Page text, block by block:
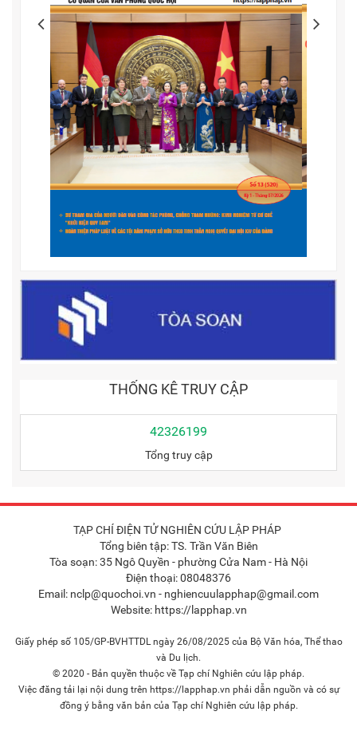
THỐNG KÊ TRUY CẬP
42326199
Tổng truy cập
TẠP CHÍ ĐIỆN TỬ NGHIÊN CỨU LẬP PHÁP
Tổng biên tập: TS. Trần Văn Biên
Tòa soạn: 35 Ngô Quyền - phường Cửa Nam - Hà Nội
Điện thoại: 08048376
Email: nclp@quochoi.vn - nghiencuulapphap@gmail.com
Website: https://lapphap.vn
Giấy phép số 105/GP-BVHTTDL ngày 26/08/2025 của Bộ Văn hóa, Thể thao
và Du lịch.
© 2020 - Bản quyền thuộc về Tạp chí Nghiên cứu lập pháp.
Việc đăng tải lại nội dung trên https://lapphap.vn phải dẫn nguồn và có sự
đồng ý bằng văn bản của Tạp chí Nghiên cứu lập pháp.